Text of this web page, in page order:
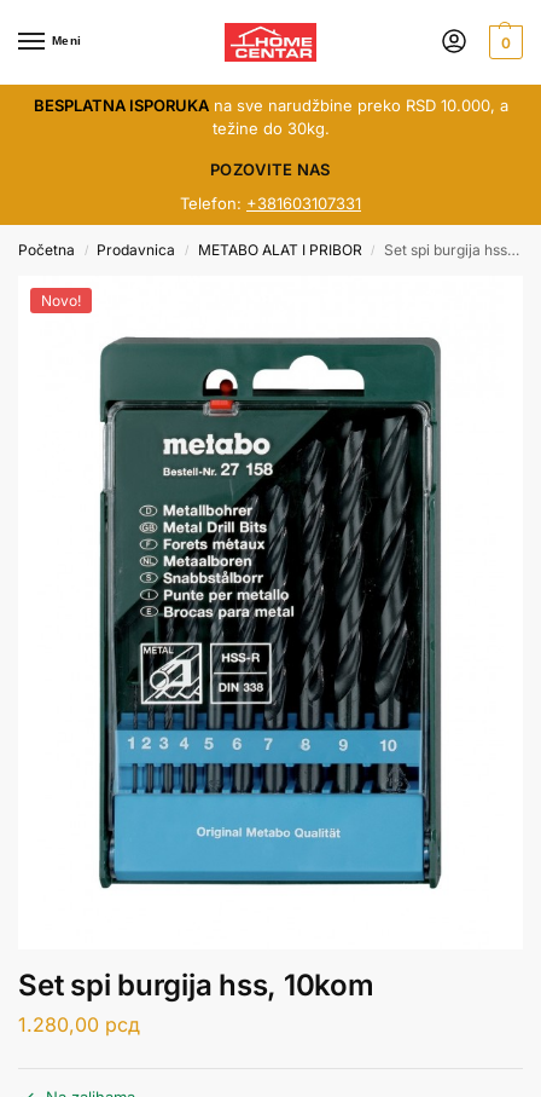
Meni 0
BESPLATNA ISPORUKAna sve narudžbine preko RSD 10.000, a
težine do 30kg.
POZOVITE NAS
Telefon: +381603107331
Početna / Prodavnica / METABO ALAT I PRIBOR / Set spi burgija hss, 10kom
Novo!
Set spi burgija hss, 10kom
1.280,00 рсд